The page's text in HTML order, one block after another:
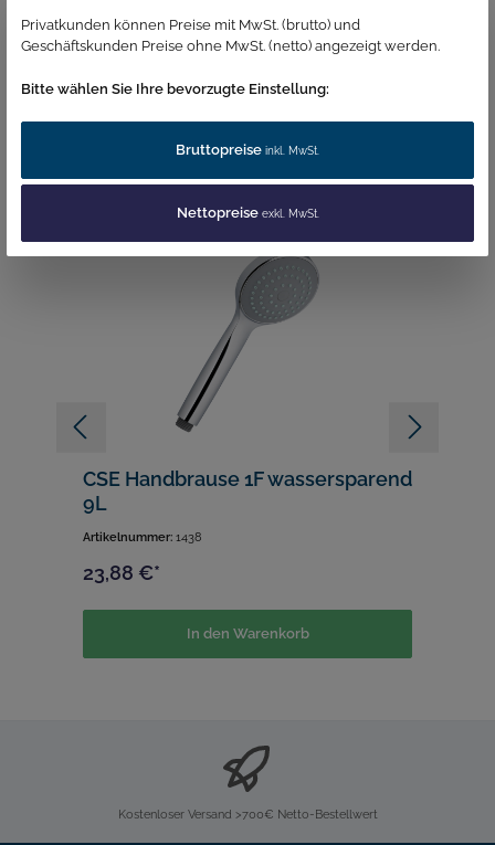
Artikelnummer:1444
20,28 €*
CSE Handbrause 1F wassersparend
9L
Artikelnummer: 1438
23,88 €*
In den Warenkorb
Kostenloser Versand >700€ Netto-Bestellwert
Privatkunden können Preise mit MwSt. (brutto) und
Geschäftskunden Preise ohne MwSt. (netto) angezeigt werden.
Bitte wählen Sie Ihre bevorzugte Einstellung:
Bruttopreise inkl. MwSt.
Nettopreise exkl. MwSt.